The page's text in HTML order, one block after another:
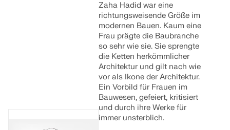
Zaha Hadid war eine
richtungsweisende Größe im
modernen Bauen. Kaum eine
Frau prägte die Baubranche
so sehr wie sie. Sie sprengte
die Ketten herkömmlicher
Architektur und gilt nach wie
vor als Ikone der Architektur.
Ein Vorbild für Frauen im
Bauwesen, gefeiert, kritisiert
und durch ihre Werke für
immer unsterblich.